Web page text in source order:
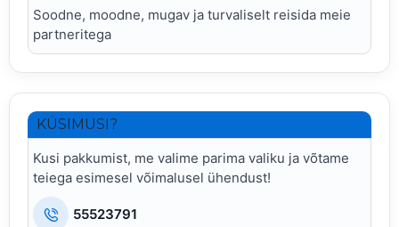
Soodne, moodne, mugav ja turvaliselt reisida meie
partneritega
KÜSIMUSI?
Kusi pakkumist, me valime parima valiku ja võtame
teiega esimesel võimalusel ühendust!
55523791